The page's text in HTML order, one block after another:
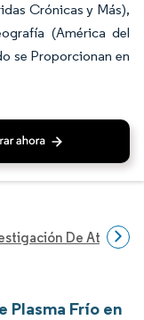
Crónicas y Más),
(América del
se Proporcionan en
De
Plasma Frío en